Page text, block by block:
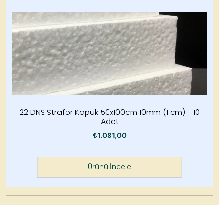
22 DNS Strafor Köpük 50x100cm 10mm (1 cm) - 10
Adet
₺1.081,00
Ürünü İncele